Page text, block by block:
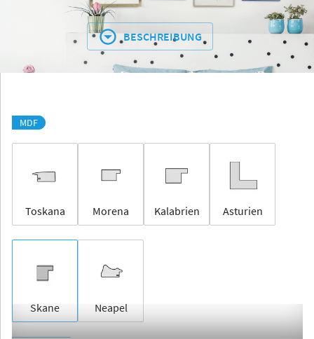
BESCHREIBUNG
MDF
Toskana Morena Kalabrien Asturien
Skane Neapel